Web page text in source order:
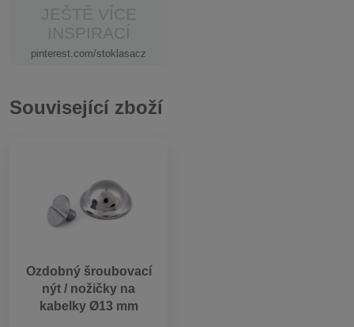
pinterest.com/stoklasacz
Související zboží
Ozdobný šroubovací
nýt / nožičky na
kabelky Ø13 mm